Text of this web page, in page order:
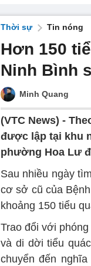
Thời sự Tin nóng
Hơn 150
Ninh Bình
Minh Quang
(VTC News) -
được lập tại khu
phường Hoa Lư
Sau nhiều ngày
cơ sở cũ của
khoảng 150 tiểu
Trao đổi với
và di dời tiểu
chuyển đến